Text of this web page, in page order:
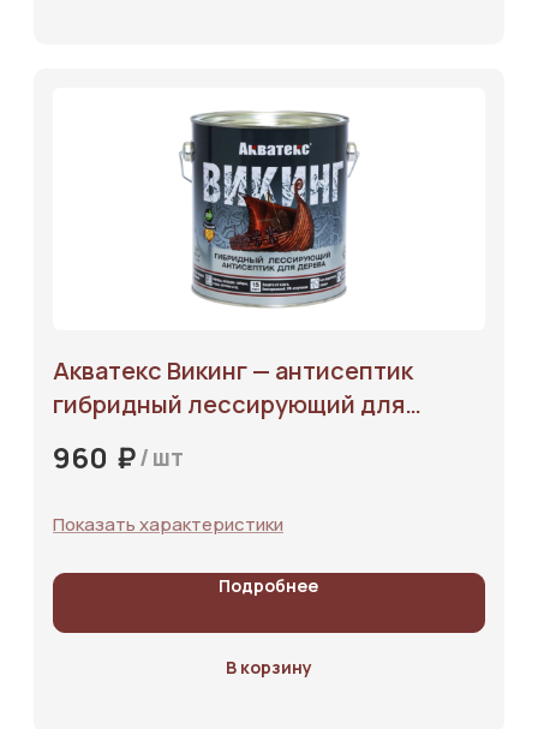
Акватекс Викинг — антисептик
гибридный лессирующий для
960 ₽/шт
Показать характеристики
Подробнее
В корзину
О компании
Каталог